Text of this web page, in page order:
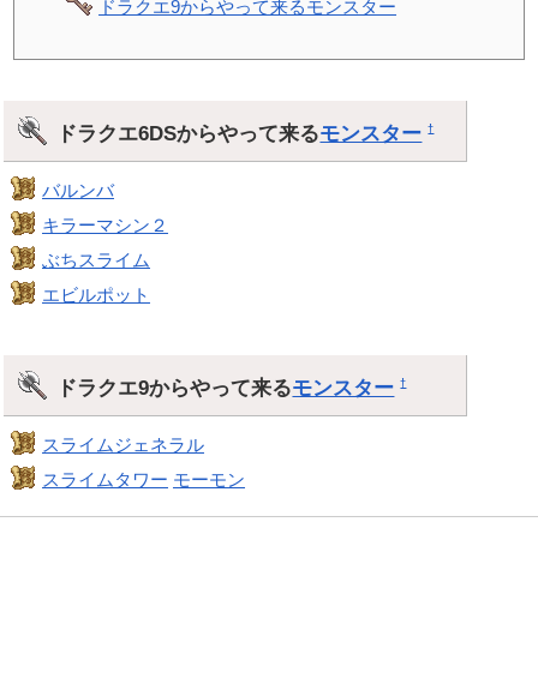
ドラクエ9からやって来るモンスター
ドラクエ6DSからやって来るモンスター †
バルンバ
キラーマシン２
ぶちスライム
エビルポット
ドラクエ9からやって来るモンスター †
スライムジェネラル
スライムタワー モーモン